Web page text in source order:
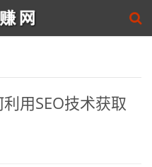
用SEO技术获取